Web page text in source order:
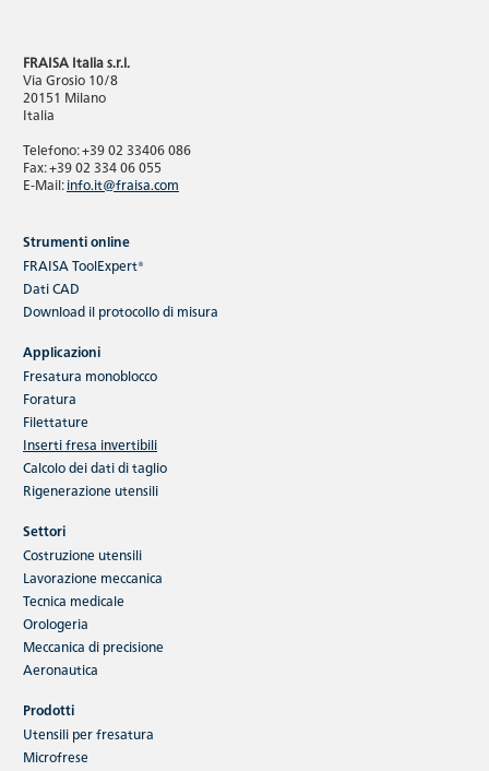
Inserti fresa ad HFC
L‘applicazione principale del sistema di
fresatura HFC è la sgrossatura ad alto
rendimento. La gamma…
Continua a leggere
FRAISA Italia s.r.l.
Via Grosio 10/8
20151 Milano
Italia
Telefono: +39 02 33406 086
Fax: +39 02 334 06 055
E-Mail:info.it@fraisa.com
Strumenti online
FRAISA ToolExpert®
Dati CAD
Download il protocollo di misura
Applicazioni
Fresatura monoblocco
Foratura
Filettature
Inserti fresa invertibili
Calcolo dei dati di taglio
Rigenerazione utensili
Settori
Costruzione utensili
Lavorazione meccanica
Tecnica medicale
Orologeria
Meccanica di precisione
Aeronautica
Prodotti
Utensili per fresatura
Microfrese